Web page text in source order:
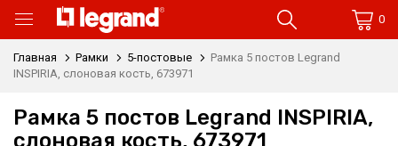
0
Главная Рамки 5-постовые
Рамка 5 постов Legrand
INSPIRIA, слоновая кость, 673971
Рамка 5 постов Legrand INSPIRIA,
слоновая кость, 673971